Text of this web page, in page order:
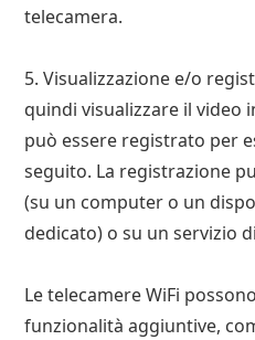
telecamera.
5. Visualizzazione e/o
quindi visualizzare il video
può essere registrato per
seguito. La registrazione
(su un computer o un
dedicato) o su un servizio
Le telecamere WiFi
funzionalità aggiuntive,